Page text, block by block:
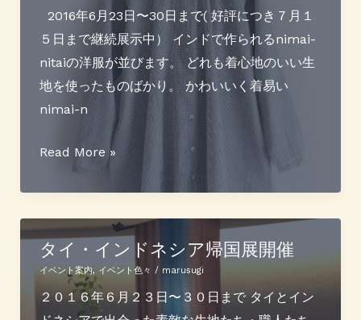
き
９
月
２
１
２
日
も
開
催
決
定！）
夏
着
物
展
示
2016年6月23日〜30日まで( 好評につき７月１
５日まで継続展示中） インドで作られるnimai-
nitaiの洋服が並びます。 どれも着心地のいい生
地を使ったものばかり。 かわいいく着易い
nimai-n
夏
地
よ
い
洋
服
nimai-
Read More »
タイ・インドネシア帰国展開催
イベント案内, イベント色々 / marusugi
２０１６年６月２３日〜３０日まで タイとイン